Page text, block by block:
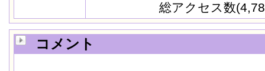
総アクセス数
コメント